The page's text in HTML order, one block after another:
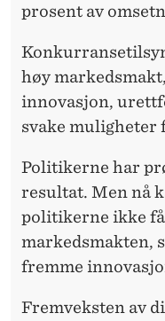
prosent av
høy
innovasjon,
svake muligheter
Politikerne har
resultat. Men nå
politikerne ikke
markedsmakten,
fremme
Fremveksten av